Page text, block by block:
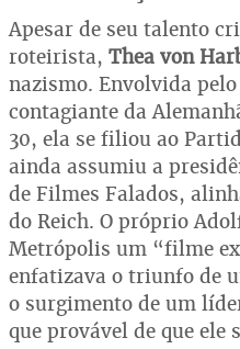
Apesar de seu talento
roteirista, Thea von
nazismo. Envolvida
contagiante da
30, ela se filiou ao
ainda assumiu a
de Filmes Falados,
do Reich. O próprio
Metrópolis um “filme
enfatizava o triunfo de
o surgimento de um
que provável de que ele